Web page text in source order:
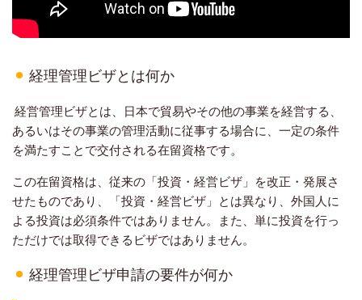
経理管理ビザとは何か
経営管理ビザとは、日本で貿易やその他の事業を経営する、
あるいはその事業の管理活動に従事する場合に、一定の条件
を満たすことで交付される在留資格です。
この在留資格は、従来の「投資・経営ビザ」を改正・発展さ
せたものであり、「投資・経営ビザ」とは異なり、外国人に
よる投資は必須条件ではありません。また、単に投資を行っ
ただけでは取得できるビザではありません。
経理管理ビザ申請の要件が何か